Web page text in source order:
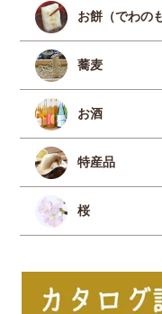
お餅（でわの
蕎麦
お酒
特産品
桜